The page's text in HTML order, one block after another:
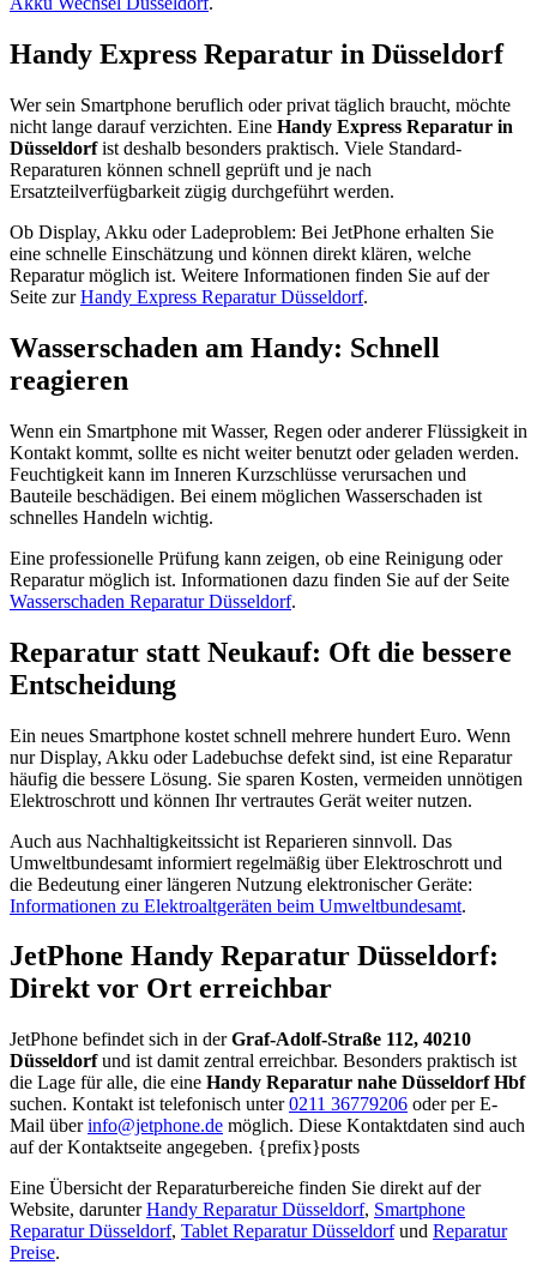
Handy Express Reparatur in Düsseldorf
Wer sein Smartphone beruflich oder privat täglich braucht, möchte
nicht lange darauf verzichten. Eine Handy Express Reparatur in
Düsseldorfist deshalb besonders praktisch. Viele Standard-
Reparaturen können schnell geprüft und je nach
Ersatzteilverfügbarkeit zügig durchgeführt werden.
Ob Display, Akku oder Ladeproblem: Bei JetPhone erhalten Sie
eine schnelle Einschätzung und können direkt klären, welche
Reparatur möglich ist. Weitere Informationen finden Sie auf der
Seite zurHandy Express Reparatur Düsseldorf.
Wasserschaden am Handy: Schnell
reagieren
Wenn ein Smartphone mit Wasser, Regen oder anderer Flüssigkeit in
Kontakt kommt, sollte es nicht weiter benutzt oder geladen werden.
Feuchtigkeit kann im Inneren Kurzschlüsse verursachen und
Bauteile beschädigen. Bei einem möglichen Wasserschaden ist
schnelles Handeln wichtig.
Eine professionelle Prüfung kann zeigen, ob eine Reinigung oder
Reparatur möglich ist. Informationen dazu finden Sie auf der Seite
Wasserschaden Reparatur Düsseldorf.
Reparatur statt Neukauf: Oft die bessere
Entscheidung
Ein neues Smartphone kostet schnell mehrere hundert Euro. Wenn
nur Display, Akku oder Ladebuchse defekt sind, ist eine Reparatur
häufig die bessere Lösung. Sie sparen Kosten, vermeiden unnötigen
Elektroschrott und können Ihr vertrautes Gerät weiter nutzen.
Auch aus Nachhaltigkeitssicht ist Reparieren sinnvoll. Das
Umweltbundesamt informiert regelmäßig über Elektroschrott und
die Bedeutung einer längeren Nutzung elektronischer Geräte:
Informationen zu Elektroaltgeräten beim Umweltbundesamt.
JetPhone Handy Reparatur Düsseldorf:
Direkt vor Ort erreichbar
JetPhone befindet sich in derGraf-Adolf-Straße 112, 40210
Düsseldorfund ist damit zentral erreichbar. Besonders praktisch ist
die Lage für alle, die eine Handy Reparatur nahe Düsseldorf Hbf
suchen. Kontakt ist telefonisch unter0211 36779206 oder per E-
Mail überinfo@jetphone.de möglich. Diese Kontaktdaten sind auch
auf der Kontaktseite angegeben. {prefix}posts
Eine Übersicht der Reparaturbereiche finden Sie direkt auf der
Website, darunterHandy Reparatur Düsseldorf, Smartphone
Reparatur Düsseldorf, Tablet Reparatur Düsseldorfund Reparatur
Preise.